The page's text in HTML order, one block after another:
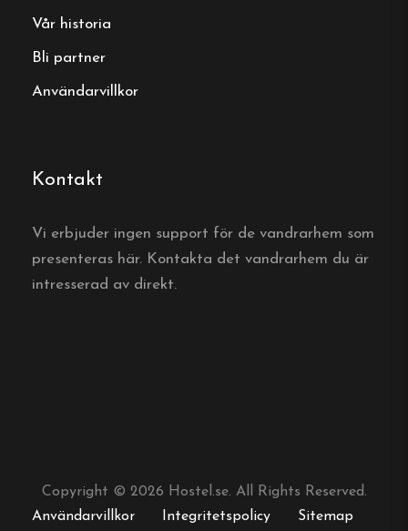
Vår historia
Bli partner
Användarvillkor
Kontakt
Vi erbjuder ingen support för de vandrarhem som
presenteras här. Kontakta det vandrarhem du är
intresserad av direkt.
Copyright © 2026 Hostel.se. All Rights Reserved.
Användarvillkor
Integritetspolicy Sitemap